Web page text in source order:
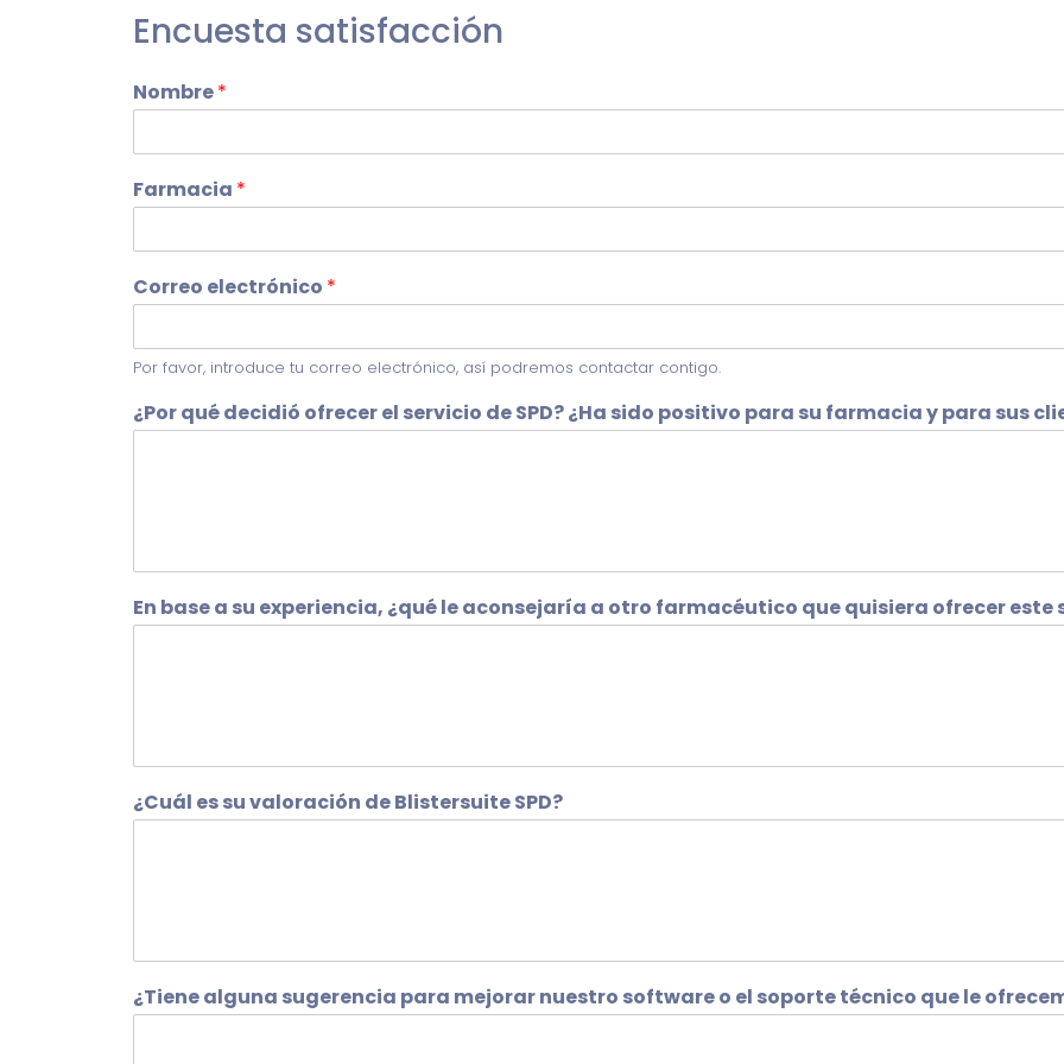
Encuesta satisfacción
Nombre*
Farmacia *
Correo electrónico *
Por favor, introduce tu correo electrónico, así podremos contactar contigo.
¿Por qué decidió ofrecer el servicio de SPD? ¿Ha sido positivo para su farmacia y para sus
En base a su experiencia, ¿qué le aconsejaría a otro farmacéutico que quisiera ofrecer este
¿Cuál es su valoración de Blistersuite SPD?
¿Tiene alguna sugerencia para mejorar nuestro software o el soporte técnico que le